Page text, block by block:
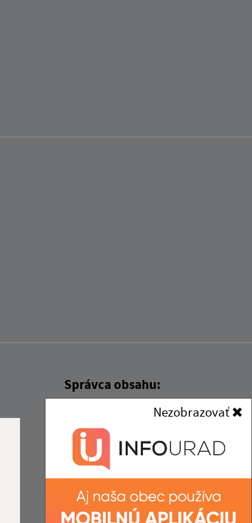
Nezobrazovať
Správca obsahu:
Správca obsahu je Obec Kysak.
Vytvorené v súlade s
dizajn manuálom elektronických
služieb.